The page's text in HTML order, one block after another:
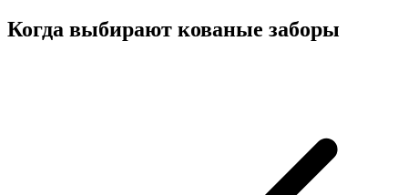
Когда выбирают кованые заборы